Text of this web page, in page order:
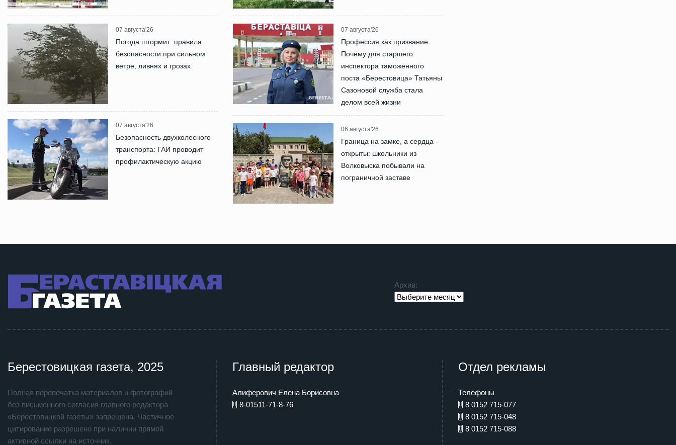
07 августа'26
Погода штормит: правила
безопасности при сильном
ветре, ливнях и грозах
07 августа'26
Безопасность двухколесного
транспорта: ГАИ проводит
профилактическую акцию
07 августа'26
Профессия как призвание.
Почему для старшего
инспектора таможенного
поста «Берестовица» Татьяны
Сазоновой служба стала
делом всей жизни
06 августа'26
Граница на замке, а сердца -
открыты: школьники из
Волковыска побывали на
пограничной заставе
Архив:
Берестовицкая газета, 2025
Полная перепечатка материалов и фотографий
без письменного согласия главного редактора
«Берестовицкой газеты» запрещена. Частичное
цитирование разрешено при наличии прямой
активной ссылки на источник.
Главный редактор
Алиферович Елена Борисовна
8-01511-71-8-76
Отдел рекламы
Телефоны
8 0152 715-077
8 0152 715-048
8 0152 715-088